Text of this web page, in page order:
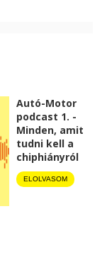
Autó-Motor
podcast 1. -
Minden, amit
tudni kell a
chiphiányról
ELOLVASOM